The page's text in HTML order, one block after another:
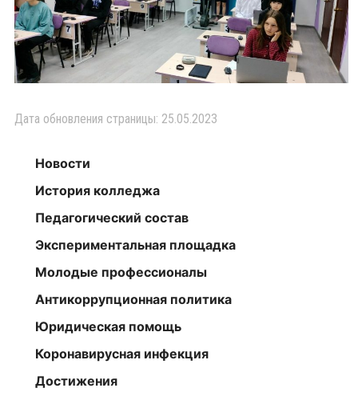
Дата обновления страницы: 25.05.2023
Новости
История колледжа
Педагогический состав
Экспериментальная площадка
Молодые профессионалы
Антикоррупционная политика
Юридическая помощь
Коронавирусная инфекция
Достижения